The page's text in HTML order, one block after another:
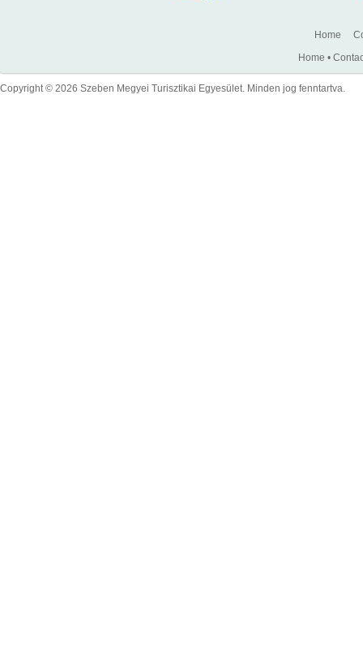
Home
Home •
Copyright © 2026 Szeben Megyei Turisztikai Egyesület. Minden jog fenntartva.